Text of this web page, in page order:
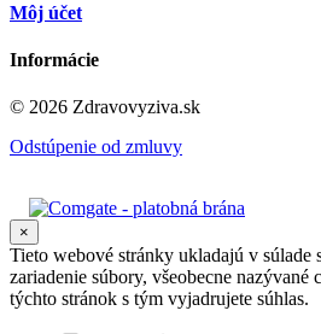
Môj účet
Informácie
© 2026 Zdravovyziva.sk
Odstúpenie od zmluvy
×
Tieto webové stránky ukladajú v súlade
zariadenie súbory, všeobecne nazývané
týchto stránok s tým vyjadrujete súhlas.